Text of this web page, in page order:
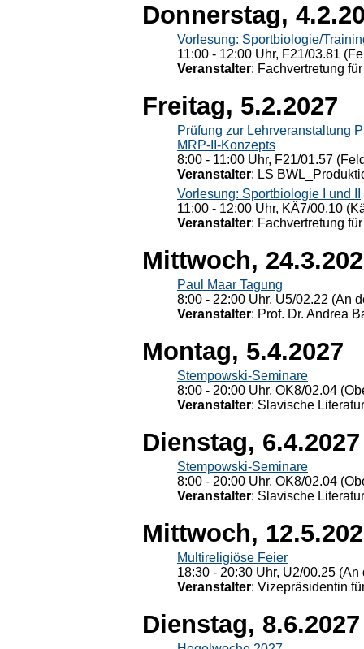
Donnerstag,
Vorlesung: Sportbiologie/
11:00 - 12:00 Uhr, F21/03.81
Veranstalter: Fachvertretung
Freitag, 5.2.2027
Prüfung zur Lehrveranstaltung
MRP-II-Konzepts
8:00 - 11:00 Uhr, F21/01.57
Veranstalter: LS
Vorlesung: Sportbiologie I und II
11:00 - 12:00 Uhr, KÄ7/00.10
Veranstalter: Fachvertretung
Mittwoch,
Paul Maar Tagung
8:00 - 22:00 Uhr, U5/02.22 (An
Veranstalter: Prof. Dr. Andrea
Montag, 5.4.2027
Stempowski-Seminare
8:00 - 20:00 Uhr, OK8/02.04
Veranstalter: Slavische
Dienstag, 6.4.2027
Stempowski-Seminare
8:00 - 20:00 Uhr, OK8/02.04
Veranstalter: Slavische
Mittwoch,
Multireligiöse Feier
18:30 - 20:30 Uhr, U2/00.25
Veranstalter: Vizepräsidentin
Dienstag, 8.6.2027